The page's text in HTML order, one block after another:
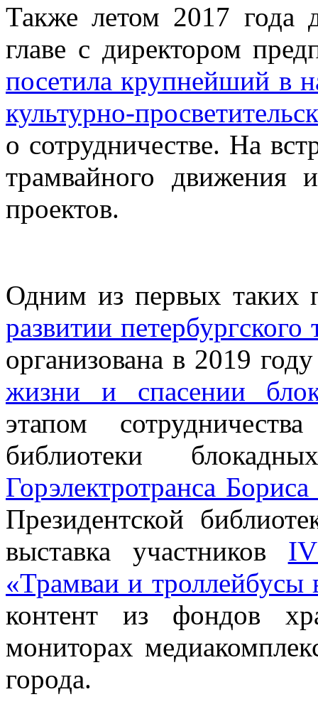
Также летом 2017 года
главе с директором
посетила крупнейший в
культурно-
о сотрудничестве. На
трамвайного движения
проектов.
Одним из первых таких
развитии петербургского
организована в 2019
жизни и спасении
этапом
библиотеки
Горэлектротранса
Президентской
выставка участников
«Трамваи и троллейбусы
контент из фондов
мониторах
города.